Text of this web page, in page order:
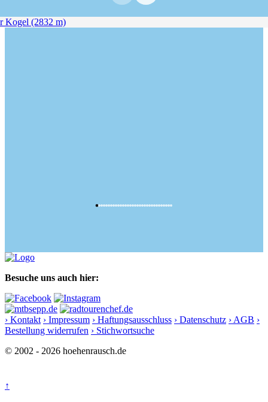
Besuche uns auch hier:
› Kontakt › Impressum › Haftungsausschluss › Datenschutz › AGB ›
Bestellung widerrufen › Stichwortsuche
© 2002 - 2026 hoehenrausch.de
↑